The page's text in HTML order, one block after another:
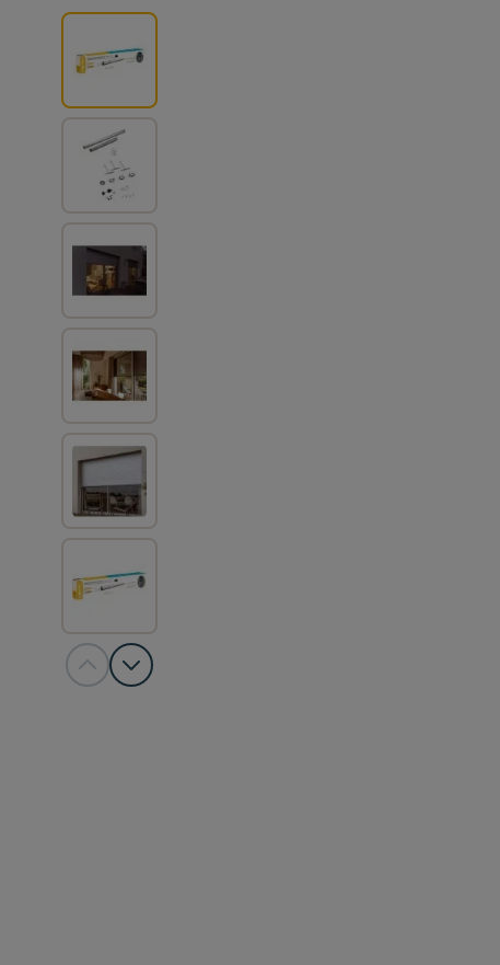
View larger image
View larger image
View larger image
View larger image
View larger image